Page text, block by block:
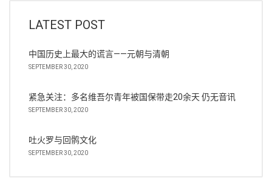
LATEST POST
中国历史上最大的谎言——元朝与清朝
SEPTEMBER 30, 2020
紧急关注：多名维吾尔青年被国保带走20余天 仍无音讯
SEPTEMBER 30, 2020
吐火罗与回鹘文化
SEPTEMBER 30, 2020